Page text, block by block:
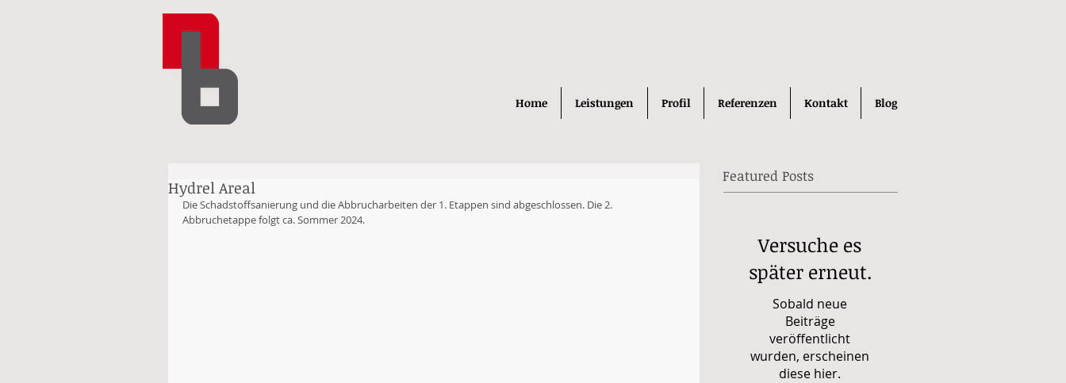
Home Leistungen Profil Referenzen Kontakt Blog
Hydrel Areal
Die Schadstoffsanierung und die Abbrucharbeiten der 1. Etappen sind abgeschlossen. Die 2.
Abbruchetappe folgt ca. Sommer 2024.
Featured Posts
Versuche es
später erneut.
Sobald neue
Beiträge
veröffentlicht
wurden, erscheinen
diese hier.